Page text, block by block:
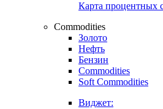
Карта процентных
Commodities
Золото
Нефть
Бензин
Commodities
Soft Commodities
Виджет: